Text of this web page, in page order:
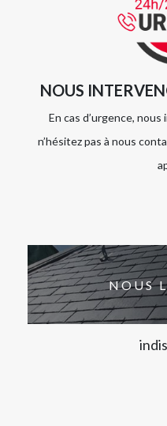
NOUS
En cas d’urgence,
n’hésitez pas à nous
NOUS